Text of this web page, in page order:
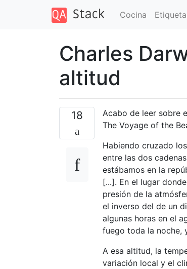
Cocina
Charles
altitud
18
Acabo de leer sobre
The Voyage of the
Habiendo cruzado
entre las dos
estábamos en la
[...]. En el lugar
presión de la
el inverso del de un
algunas horas en el
fuego toda la noche,
A esa altitud, la
variación local y el